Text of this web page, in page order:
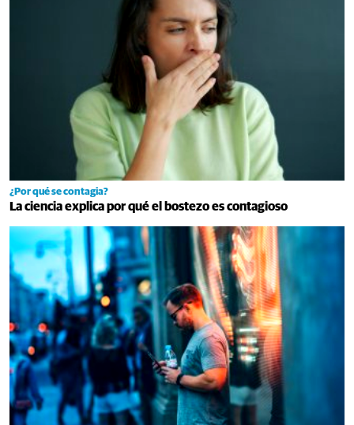
¿Por qué se contagia?
La ciencia explica por qué el bostezo es contagioso